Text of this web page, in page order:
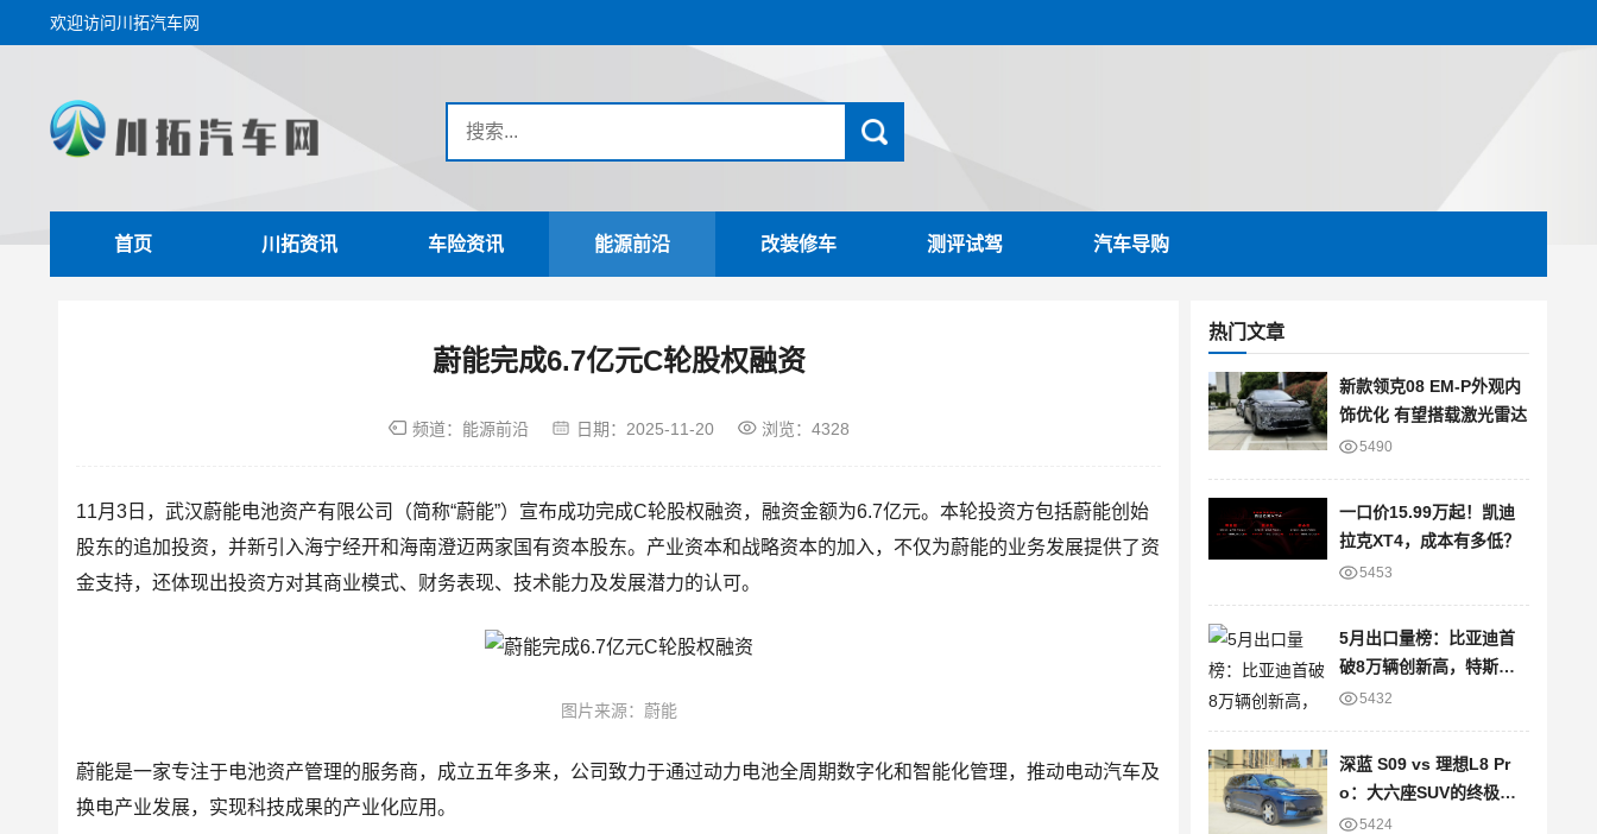
欢迎访问川拓汽车网
首页 川拓资讯 车险资讯 能源前沿 改装修车 测评试驾 汽车导购
热门文章
新款领克08 EM-P外观内
饰优化 有望搭载激光雷达
5490
一口价15.99万起！凯迪
拉克XT4，成本有多低？
5453
5月出口量榜：比亚迪首
破8万辆创新高，特斯拉
大降22%
5432
深蓝 S09 vs 理想L8 Pr
o：大六座SUV的终极对
决 5424
蔚能完成6.7亿元C轮股权融资
频道： 能源前沿 日期： 2025-11-20 浏览：4328
11月3日，武汉蔚能电池资产有限公司（简称“蔚能”）宣布成功完成C轮股权融资，融资金额为6.7亿元。本轮投资方包括蔚能创始
股东的追加投资，并新引入海宁经开和海南澄迈两家国有资本股东。产业资本和战略资本的加入，不仅为蔚能的业务发展提供了资
金支持，还体现出投资方对其商业模式、财务表现、技术能力及发展潜力的认可。
图片来源：蔚能
蔚能是一家专注于电池资产管理的服务商，成立五年多来，公司致力于通过动力电池全周期数字化和智能化管理，推动电动汽车及
换电产业发展，实现科技成果的产业化应用。